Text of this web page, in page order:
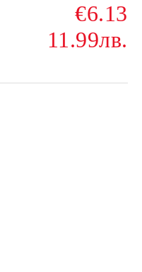
€6.13
11.99лв.